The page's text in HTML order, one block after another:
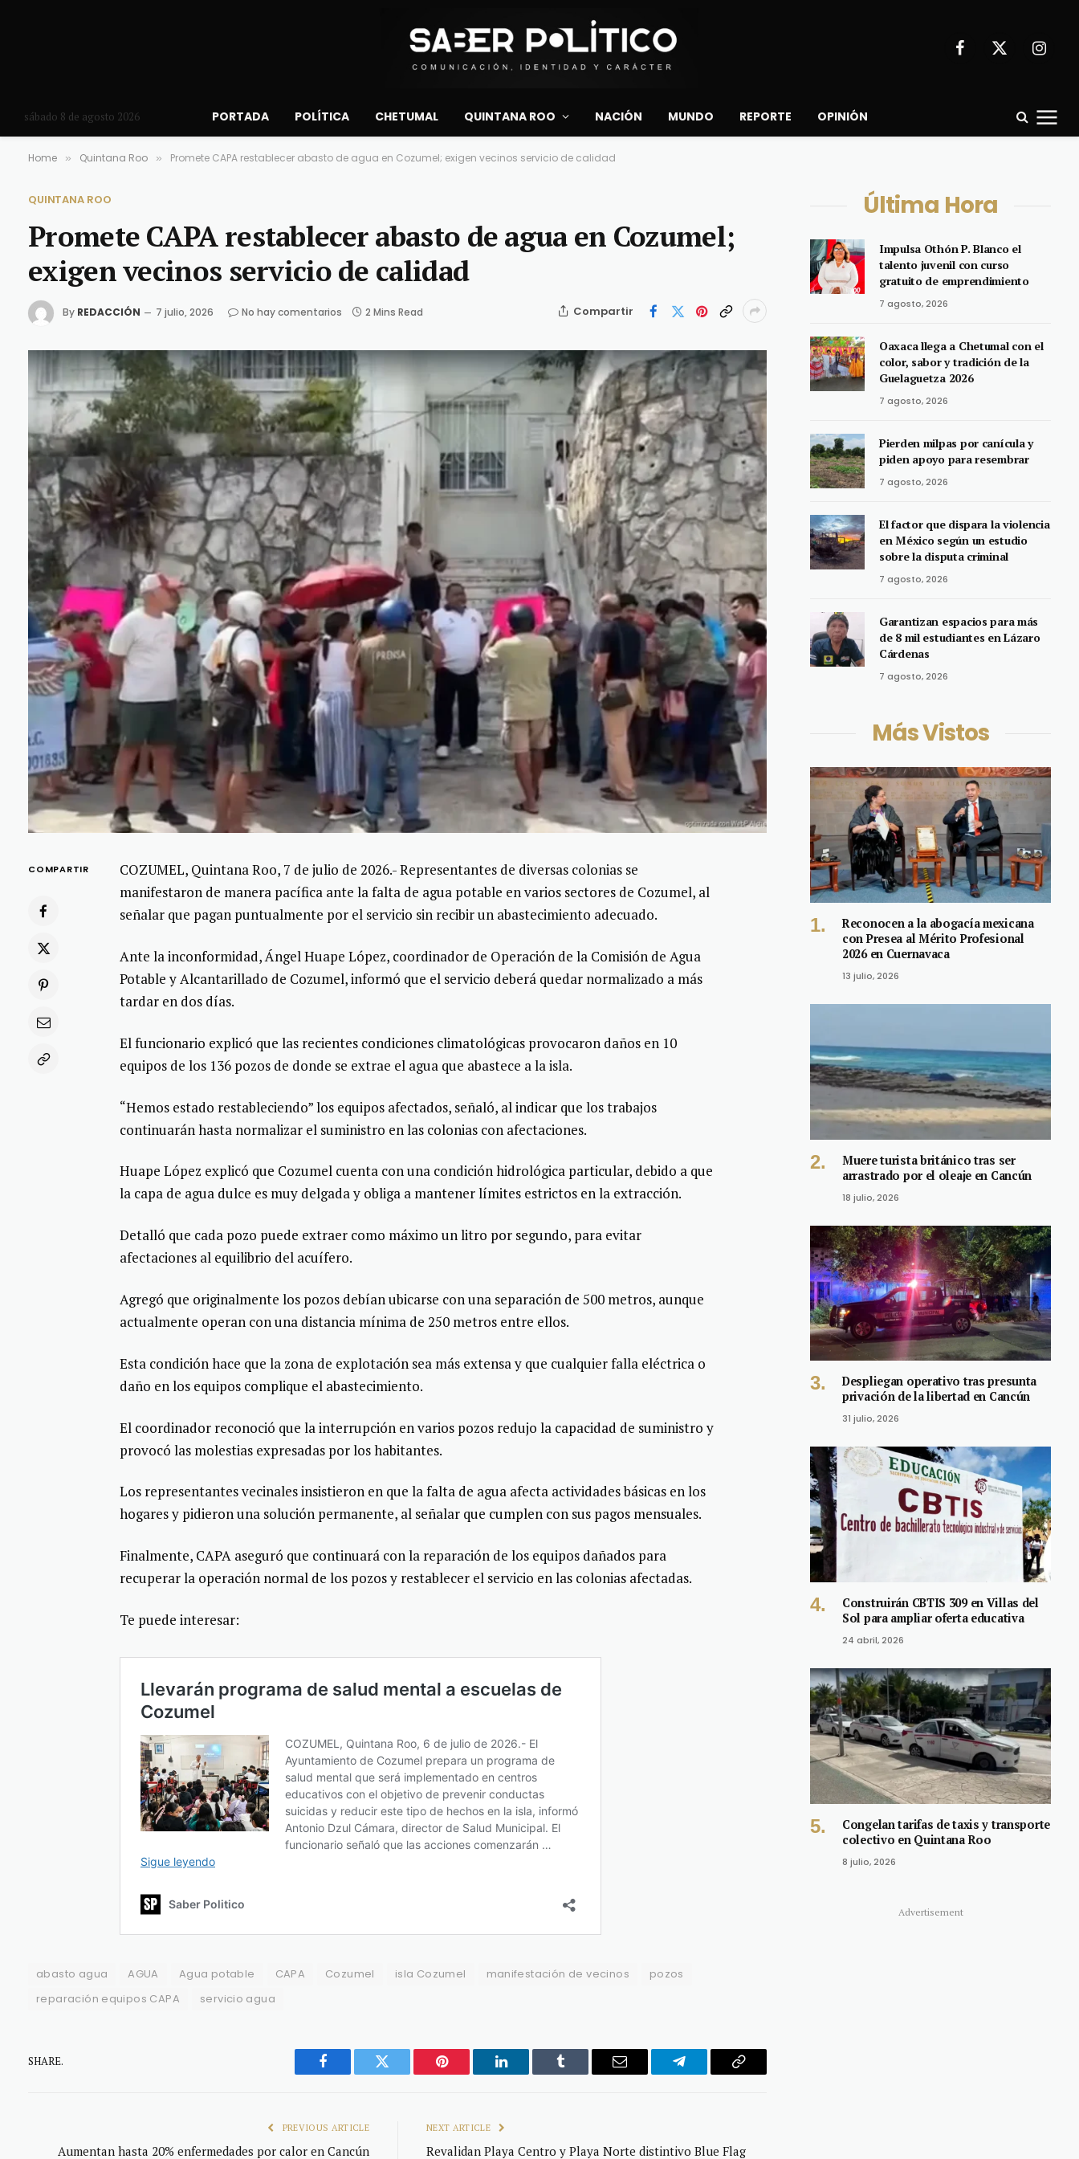
Facebook
X
sábado 8 de agosto 2026 PORTADA POLÍTICA CHETUMAL QUINTANA ROO NACIÓN MUNDO REPORTE OPINIÓN
Home » Quintana Roo » Promete CAPA restablecer abasto de agua en Cozumel; exigen vecinos servicio de calidad
QUINTANA ROO
Promete CAPA restablecer abasto de agua en Cozumel;
exigen vecinos servicio de calidad
By REDACCIÓN 7 julio, 2026 No hay comentarios 2 Mins Read Compartir
COMPARTIR
COZUMEL, Quintana Roo, 7 de julio de 2026.- Representantes de diversas colonias se
manifestaron de manera pacífica ante la falta de agua potable en varios sectores de Cozumel, al
señalar que pagan puntualmente por el servicio sin recibir un abastecimiento adecuado.
Ante la inconformidad, Ángel Huape López, coordinador de Operación de la Comisión de Agua
Potable y Alcantarillado de Cozumel, informó que el servicio deberá quedar normalizado a más
tardar en dos días.
El funcionario explicó que las recientes condiciones climatológicas provocaron daños en 10
equipos de los 136 pozos de donde se extrae el agua que abastece a la isla.
“Hemos estado restableciendo” los equipos afectados, señaló, al indicar que los trabajos
continuarán hasta normalizar el suministro en las colonias con afectaciones.
Huape López explicó que Cozumel cuenta con una condición hidrológica particular, debido a que
la capa de agua dulce es muy delgada y obliga a mantener límites estrictos en la extracción.
Detalló que cada pozo puede extraer como máximo un litro por segundo, para evitar
afectaciones al equilibrio del acuífero.
Agregó que originalmente los pozos debían ubicarse con una separación de 500 metros, aunque
actualmente operan con una distancia mínima de 250 metros entre ellos.
Esta condición hace que la zona de explotación sea más extensa y que cualquier falla eléctrica o
daño en los equipos complique el abastecimiento.
El coordinador reconoció que la interrupción en varios pozos redujo la capacidad de suministro y
provocó las molestias expresadas por los habitantes.
Los representantes vecinales insistieron en que la falta de agua afecta actividades básicas en los
hogares y pidieron una solución permanente, al señalar que cumplen con sus pagos mensuales.
Finalmente, CAPA aseguró que continuará con la reparación de los equipos dañados para
recuperar la operación normal de los pozos y restablecer el servicio en las colonias afectadas.
Te puede interesar:
abasto agua AGUA Agua potable CAPA Cozumel isla Cozumel manifestación de vecinos
pozos
reparación equipos CAPA
servicio agua
SHARE.
Facebook Twitter Pinterest LinkedIn Tumblr Email Telegram Copy
PREVIOUS ARTICLE
Aumentan hasta 20% enfermedades por calor en Cancún
NEXT ARTICLE
Revalidan Playa Centro y Playa Norte distintivo Blue Flag
Última Hora
Impulsa Othón P. Blanco el
talento juvenil con curso
gratuito de emprendimiento
7 agosto, 2026
Oaxaca llega a Chetumal con el
color, sabor y tradición de la
Guelaguetza 2026
7 agosto, 2026
Pierden milpas por canícula y
piden apoyo para resembrar
7 agosto, 2026
El factor que dispara la violencia
en México según un estudio
sobre la disputa criminal
7 agosto, 2026
Garantizan espacios para más
de 8 mil estudiantes en Lázaro
Cárdenas
7 agosto, 2026
Más Vistos
Reconocen a la abogacía mexicana
con Presea al Mérito Profesional
2026 en Cuernavaca
13 julio, 2026
Muere turista británico tras ser
arrastrado por el oleaje en Cancún
18 julio, 2026
Despliegan operativo tras presunta
privación de la libertad en Cancún
31 julio, 2026
Construirán CBTIS 309 en Villas del
Sol para ampliar oferta educativa
24 abril, 2026
Congelan tarifas de taxis y transporte
colectivo en Quintana Roo
8 julio, 2026
Advertisement